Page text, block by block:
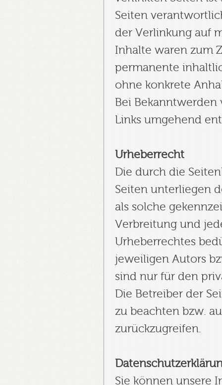
Seiten
der Verlinkung auf
Inhalte waren zum
permanente
ohne konkrete
Bei
Links umgehend
Urheberrecht
Die durch die
Seiten unterliegen
als solche
Verbreitung und
Urheberrechtes
jeweiligen Autors
sind nur für den
Die Betreiber der
zu beachten bzw.
zurückzugreifen.
Sie können unsere